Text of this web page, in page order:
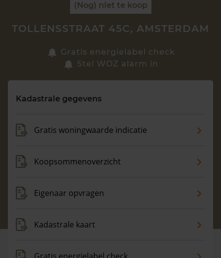
Zoek een woning
Maandag t/m vrijdag - 08:00 -18:00
(Nog) niet te koop
TOLLENSSTRAAT 45C, AMSTERDAM
Gratis energielabel check
Stel WOZ alarm in
Kadastrale gegevens
Gratis woningwaarde indicatie
Koopsommenoverzicht
Eigenaar opvragen
Kadastrale kaart